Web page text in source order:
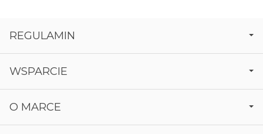
REGULAMIN
WSPARCIE
O MARCE